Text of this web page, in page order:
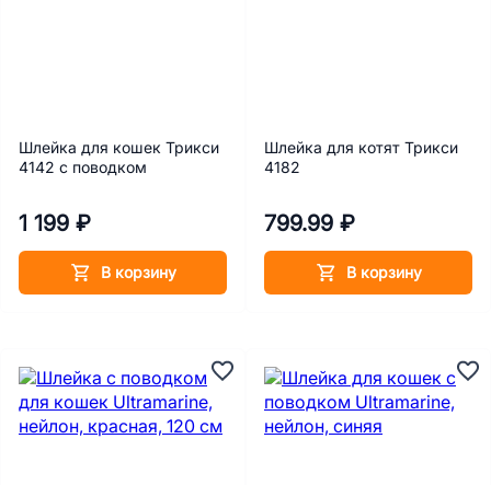
Шлейка для кошек Трикси
4142 с поводком
1 199 ₽
В корзину
Шлейка для котят Трикси
4182
799.99 ₽
В корзину